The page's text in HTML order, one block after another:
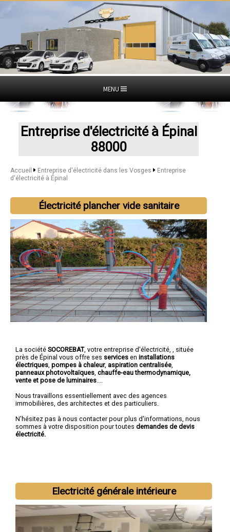
MENU
Entreprise d'électricité à Épinal
88000
Accueil Entreprise d'électricité dans les Vosges
Entreprise
d'électricité à Épinal
Électricité plancher vide sanitaire
La société SOCOREBAT, votre entreprise d'électricité,
, située
près de Épinal vous offre ses services en installations
électriques pompes à chaleur, aspiration centralisée
panneaux photovoltaïques chauffe-eau thermodynamique,
vente et pose de luminaires
Nous travaillons essentiellement avec des agences
immobilières, des architectes et des particuliers.
N'hésitez pas à nous contacter pour plus d'informations, nous
sommes à votre disposition pour toutes demandes de devis
électricité.
Nous intervenons aussi dans les villes suivantes :Epinal
Dié-des-Vosges,Gérardmer,Golbey,Remiremont,Thaon-les-
Vosges,Neufchâteau,Raon-l'Étape,Mirecourt,Rambervillers
Electricité générale intérieure